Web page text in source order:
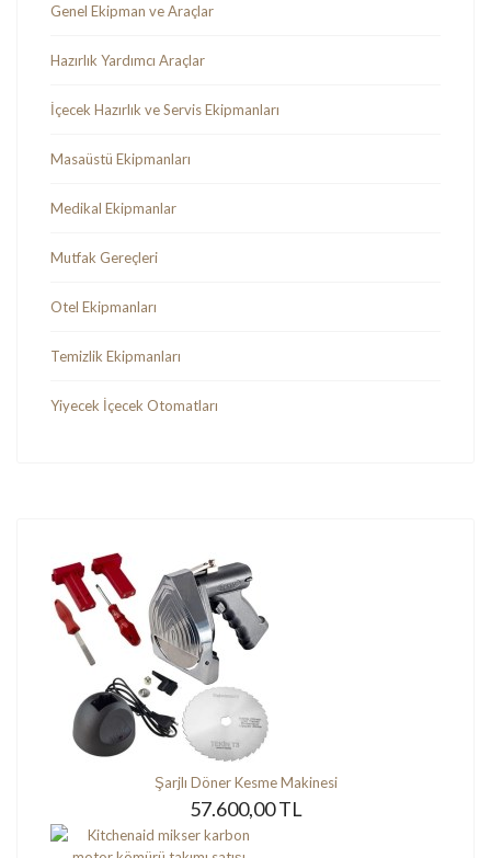
Genel Ekipman ve Araçlar
Hazırlık Yardımcı Araçlar
İçecek Hazırlık ve Servis Ekipmanları
Masaüstü Ekipmanları
Medikal Ekipmanlar
Mutfak Gereçleri
Otel Ekipmanları
Temizlik Ekipmanları
Yiyecek İçecek Otomatları
Şarjlı Döner Kesme Makinesi
57.600,00 TL